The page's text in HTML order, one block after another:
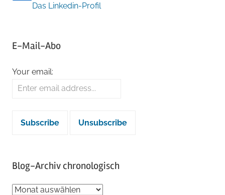
Das Linkedin-Profil
E-Mail-Abo
Your email:
Blog-Archiv chronologisch
Blog-